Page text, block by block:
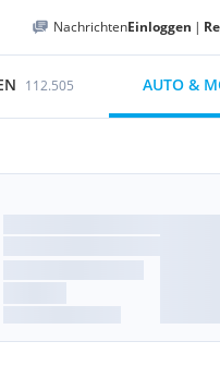
NachrichtenEinloggen |
112.505 AUTO &